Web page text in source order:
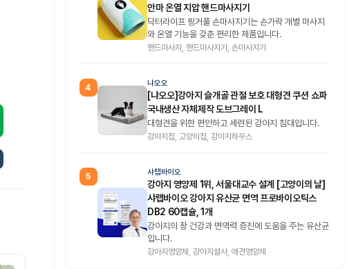
안마 온열 지압 핸드마사지기
닥터라이프 핑거풀 손마사지기는 손가락 개별 마사지
와 온열 기능을 갖춘 편리한 제품입니다.
핸드마사지, 핸드마사지기, 손마사지기
4 냐오오
[냐오오]강아지 슬개골 관절 보호 대형견 쿠션 쇼파
국내생산 자체제작 도브그레이 L
대형견을 위한 편안하고 세련된 강아지 침대입니다.
강아지집, 고양이집, 강아지하우스
5 샤랩바이오
강아지 영양제 1위, 서울대교수 설계 [고양이의 날]
샤랩바이오 강아지 유산균 면역 프로바이오틱스
DB2 60캡슐, 1개
강아지의 장 건강과 면역력 증진에 도움을 주는 유산균
입니다.
강아지영양제, 강아지설사, 애견영양제